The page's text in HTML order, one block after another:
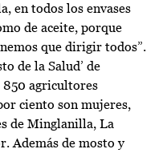
en todos los envases
de aceite, porque
que dirigir todos”.
de la Salud’ de
850 agricultores
ciento son mujeres,
de Minglanilla, La
Además de mosto y